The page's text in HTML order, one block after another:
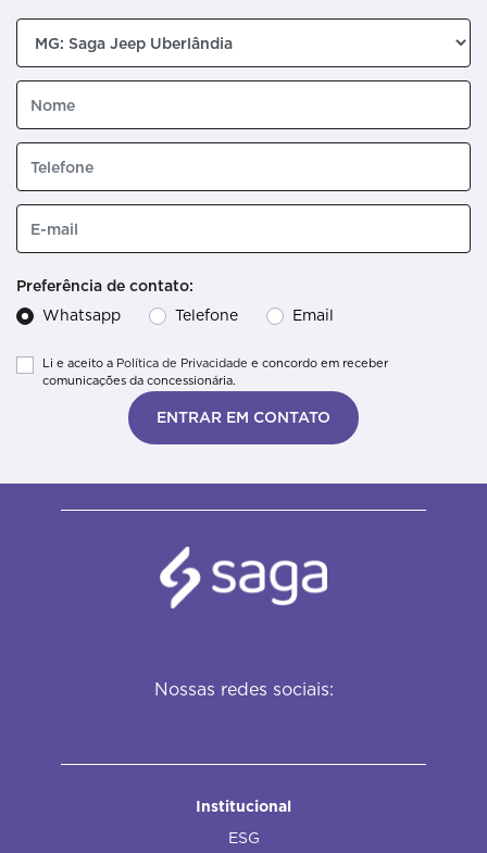
Preferência de contato:
Whatsapp
Telefone Email
Li e aceito a Política de Privacidade e concordo em receber
comunicações da concessionária.
ENTRAR EM CONTATO
Nossas redes sociais:
Institucional
ESG